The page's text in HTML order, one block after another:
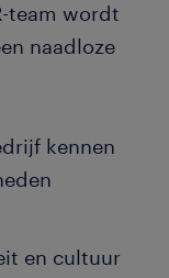
team wordt
naadloze
kennen
en cultuur